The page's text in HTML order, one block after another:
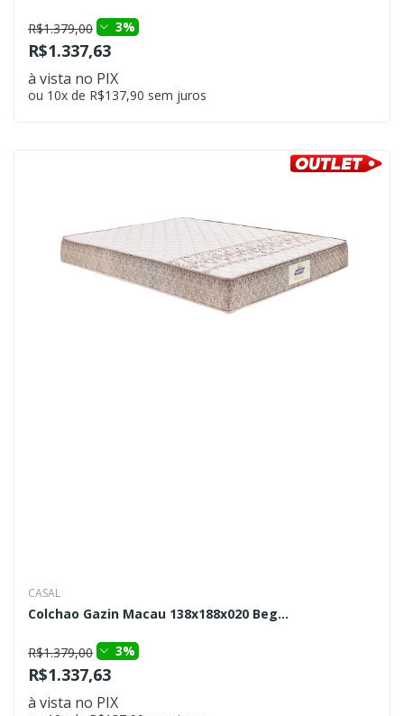
R$1.379,00 3%
R$1.337,63
à vista no PIX
ou 10x de R$137,90 sem juros
CASAL
Colchao Gazin Macau 138x188x020 Beg...
R$1.379,00 3%
R$1.337,63
à vista no PIX